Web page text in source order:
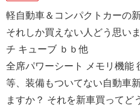
軽自動車＆コンパクトカーの
それしか買えない人どう思い
チ キューブ ｂｂ他
全席パワーシート メモリ機能
等、装備もついてない自動車
ますか？ それを新車買ってど